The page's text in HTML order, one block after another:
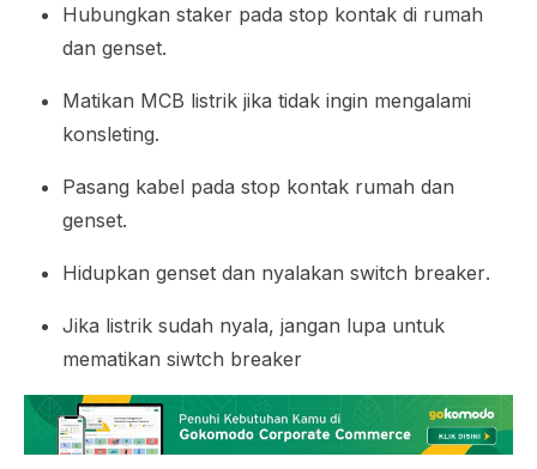
Hubungkan staker pada stop kontak di rumah
dan genset.
Matikan MCB listrik jika tidak ingin mengalami
konsleting.
Pasang kabel pada stop kontak rumah dan
genset.
Hidupkan genset dan nyalakan switch breaker.
Jika listrik sudah nyala, jangan lupa untuk
mematikan siwtch breaker